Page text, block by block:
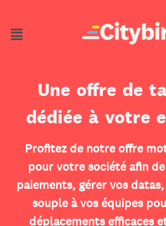
Une offre de
dédiée à votre
Profitez de notre offre
pour votre société afin
paiements, gérer vos
souple à vos équipes
déplacements efficaces